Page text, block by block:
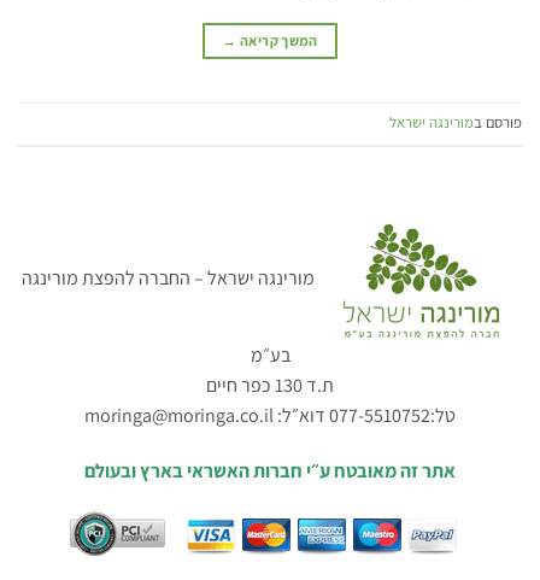
המשך קריאה →
פורסם במורינגה ישראל
מורינגה ישראל – החברה להפצת מורינגה
בע״מ
ת.ד 130 כפר חיים
טל:077-5510752 דוא״ל:
moringa@moringa.co.il
אתר זה מאובטח ע״י חברות האשראי בארץ ובעולם